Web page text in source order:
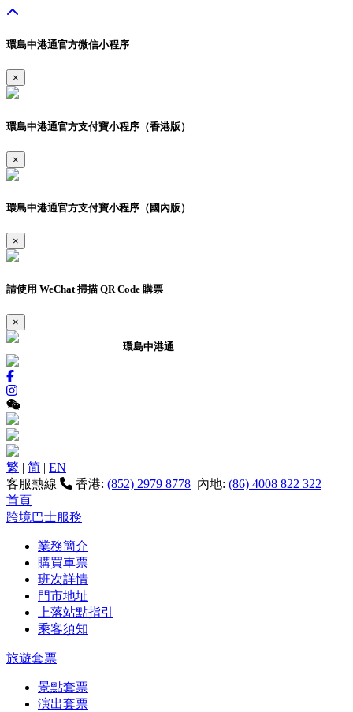
環島中港通官方微信小程序
×
環島中港通官方支付寶小程序（香港版）
×
環島中港通官方支付寶小程序（國內版）
×
請使用 WeChat 掃描 QR Code 購票
×
環島中港通
繁 | 简 | EN
客服熱線
香港: (852) 2979 8778 內地: (86) 4008 822 322
首頁
跨境巴士服務
業務簡介
購買車票
班次詳情
門市地址
上落站點指引
乘客須知
旅遊套票
景點套票
演出套票